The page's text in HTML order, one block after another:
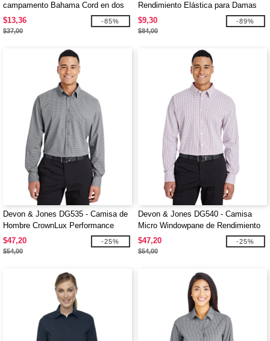
campamento Bahama Cord en dos
tonos
$13,36
$37,00
-85%
Rendimiento Elástica para Damas
Borough
$9,30
$84,00
-89%
Devon & Jones DG535 - Camisa de
Hombre CrownLux Performance
Tonal Mini Check
$47,20
$54,00
-25%
Devon & Jones DG540 - Camisa
Micro Windowpane de Rendimiento
CrownLux para Hombre
$47,20
$54,00
-25%